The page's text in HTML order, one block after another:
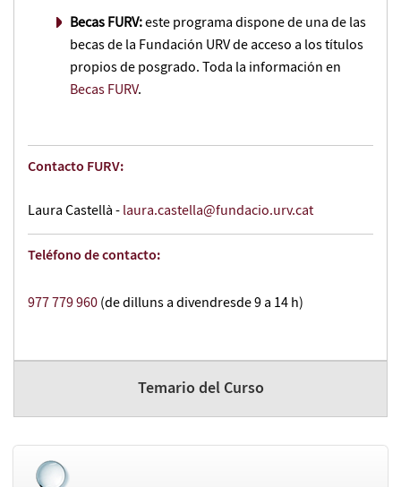
Becas FURV:este programa dispone de una de las
becas de la Fundación URV de acceso a los títulos
propios de posgrado. Toda la información en
Becas FURV.
Contacto FURV:
Laura Castellà -laura.castella@fundacio.urv.cat
Teléfono de contacto:
977 779 960(de dilluns a divendresde 9 a 14 h)
Temario del Curso